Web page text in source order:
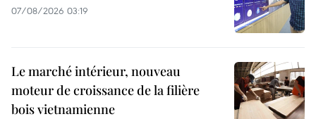
07/08/2026 03:19
Le marché intérieur, nouveau
moteur de croissance de la filière
bois vietnamienne